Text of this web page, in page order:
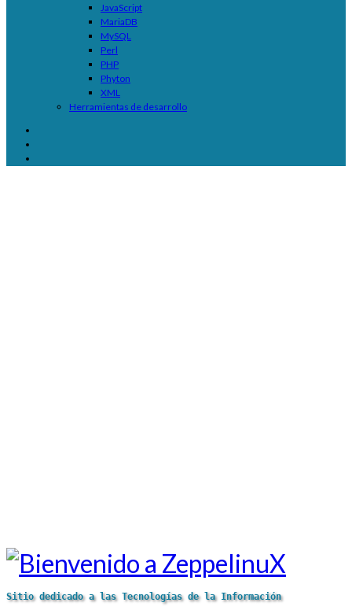
JavaScript
MariaDB
MySQL
Perl
PHP
Phyton
XML
Herramientas de desarrollo
Sitio dedicado a las Tecnologías de la Información